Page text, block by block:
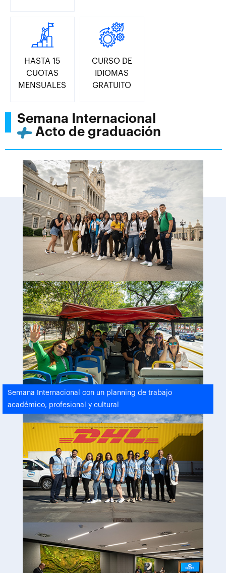
HASTA 15
CUOTAS
MENSUALES
CURSO DE
IDIOMAS
GRATUITO
Semana Internacional
Acto de graduación
Semana Internacional con un planning de trabajo
académico, profesional y cultural